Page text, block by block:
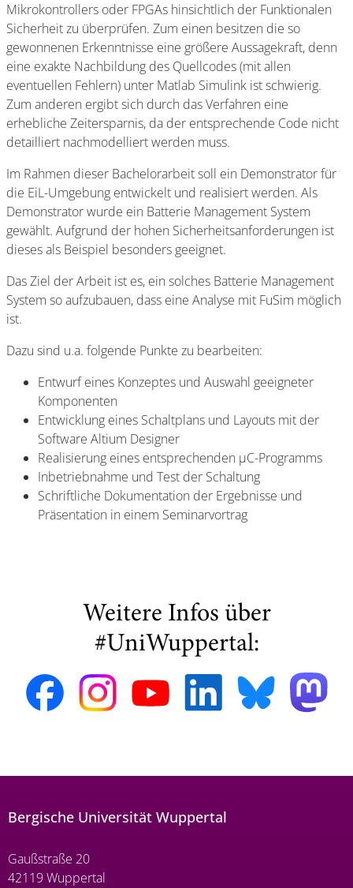
Mikrokontrollers oder FPGAs hinsichtlich der Funktionalen
Sicherheit zu überprüfen. Zum einen besitzen die so
gewonnenen Erkenntnisse eine größere Aussagekraft, denn
eine exakte Nachbildung des Quellcodes (mit allen
eventuellen Fehlern) unter Matlab Simulink ist schwierig.
Zum anderen ergibt sich durch das Verfahren eine
erhebliche Zeitersparnis, da der entsprechende Code nicht
detailliert nachmodelliert werden muss.
Im Rahmen dieser Bachelorarbeit soll ein Demonstrator für
die EiL-Umgebung entwickelt und realisiert werden. Als
Demonstrator wurde ein Batterie Management System
gewählt. Aufgrund der hohen Sicherheitsanforderungen ist
dieses als Beispiel besonders geeignet.
Das Ziel der Arbeit ist es, ein solches Batterie Management
System so aufzubauen, dass eine Analyse mit FuSim möglich
ist.
Dazu sind u.a. folgende Punkte zu bearbeiten:
Entwurf eines Konzeptes und Auswahl geeigneter
Komponenten
Entwicklung eines Schaltplans und Layouts mit der
Software Altium Designer
Realisierung eines entsprechenden µC-Programms
Inbetriebnahme und Test der Schaltung
Schriftliche Dokumentation der Ergebnisse und
Präsentation in einem Seminarvortrag
Weitere Infos über
#UniWuppertal:
Bergische Universität Wuppertal
Gaußstraße 20
42119 Wuppertal